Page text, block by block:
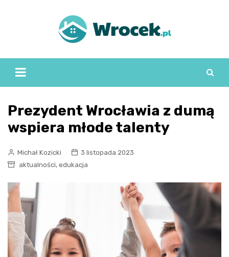
Prezydent Wrocławia z dumą
wspiera młode talenty
Michał Kozicki
3 listopada 2023
aktualności, edukacja